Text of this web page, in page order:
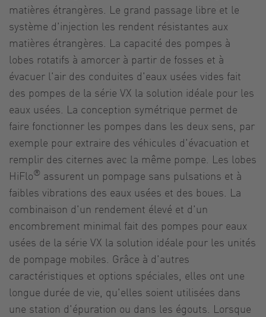
matières étrangères. Le grand passage libre et le
système d'injection les rendent résistantes aux
matières étrangères. La capacité des pompes à
lobes rotatifs à amorcer à partir de fosses et à
évacuer l'air des conduites d'eaux usées vides fait
des pompes de la série VX la solution idéale pour les
eaux usées. La conception symétrique permet de
faire fonctionner les pompes dans les deux sens, par
exemple pour extraire des véhicules d'évacuation et
remplir des citernes avec la même pompe. Les lobes
HiFlo® assurent un pompage sans pulsations et à
faibles vibrations des eaux usées et des boues. La
combinaison d'un rendement élevé et d'un
encombrement minimal fait des pompes pour eaux
usées de la série VX la solution idéale pour les unités
de pompage mobiles. Grâce à d'autres
caractéristiques et options spéciales, elles ont une
longue durée de vie, qu'elles soient utilisées dans
une station d'épuration ou dans les égouts. Lorsque